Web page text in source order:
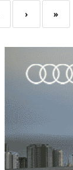
› »